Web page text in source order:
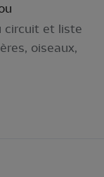
circuit et liste
oiseaux,